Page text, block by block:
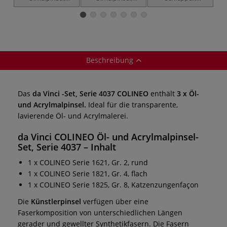
Katzenzungenfaçon, schräg, Serie 1827 mittellang und
Beschreibung
Das da Vinci -Set, Serie 4037 COLINEO enthält 3 x Öl-
und Acrylmalpinsel. Ideal für die transparente,
lavierende Öl- und Acrylmalerei.
da Vinci COLINEO Öl- und Acrylmalpinsel-
Set, Serie 4037 – Inhalt
1 x COLINEO Serie 1621, Gr. 2, rund
1 x COLINEO Serie 1821, Gr. 4, flach
1 x COLINEO Serie 1825, Gr. 8, Katzenzungenfaçon
Die Künstlerpinsel verfügen über eine
Faserkomposition von unterschiedlichen Längen
gerader und gewellter Synthetikfasern. Die Fasern